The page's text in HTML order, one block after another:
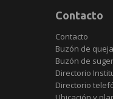
Contacto
Contacto
Buzón de
Buzón de
Directorio
Directorio